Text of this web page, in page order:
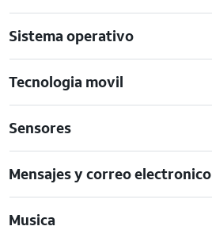
Sistema operativo
Tecnologia movil
Sensores
Mensajes y correo electronico
Musica